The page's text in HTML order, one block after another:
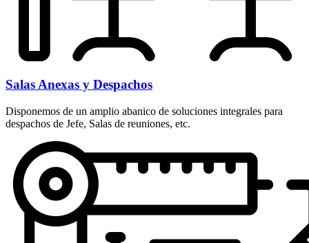
Salas Anexas y Despachos
Disponemos de un amplio abanico de soluciones integrales para
despachos de Jefe, Salas de reuniones, etc.